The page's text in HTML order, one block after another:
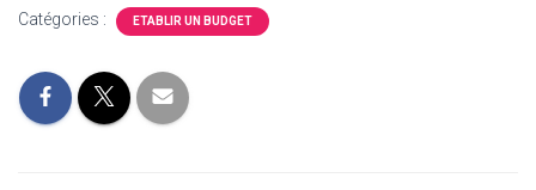
Catégories : ETABLIR UN BUDGET